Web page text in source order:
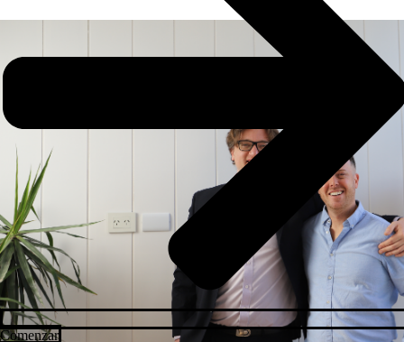
Comenzar